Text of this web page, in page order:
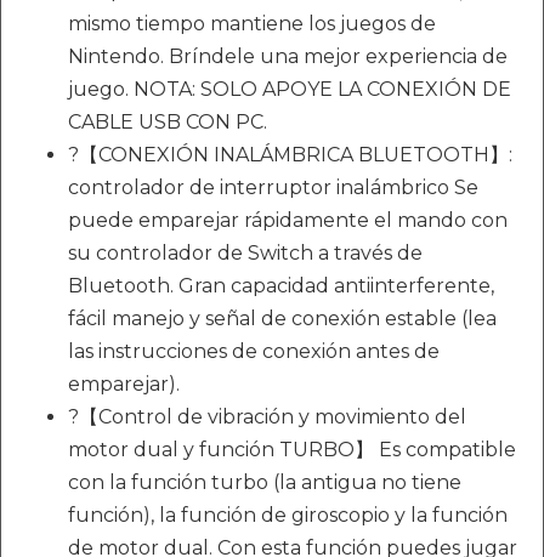
mismo tiempo mantiene los juegos de
Nintendo. Bríndele una mejor experiencia de
juego. NOTA: SOLO APOYE LA CONEXIÓN DE
CABLE USB CON PC.
?【CONEXIÓN INALÁMBRICA BLUETOOTH】:
controlador de interruptor inalámbrico Se
puede emparejar rápidamente el mando con
su controlador de Switch a través de
Bluetooth. Gran capacidad antiinterferente,
fácil manejo y señal de conexión estable (lea
las instrucciones de conexión antes de
emparejar).
?【Control de vibración y movimiento del
motor dual y función TURBO】 Es compatible
con la función turbo (la antigua no tiene
función), la función de giroscopio y la función
de motor dual. Con esta función puedes jugar